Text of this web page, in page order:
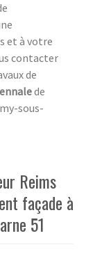
et à votre
contacter
de
de
sous-
Reims
façade à
51